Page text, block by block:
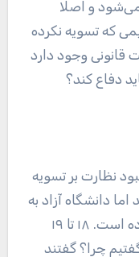
می‌شود و اصلا
که تسویه نکرده
قانونی وجود دارد
دفاع کند؟
نبود نظارت بر تسویه
دانشگاه آزاد به
خیال خودش یک ماه پیش تسویه کرده است. ۱۸ تا ۱۹
چرا؟ گفتند